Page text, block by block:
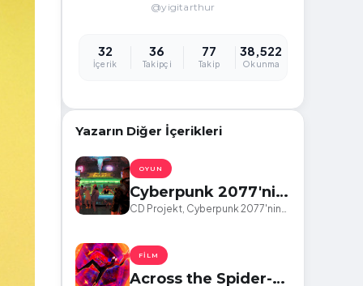
@yigitarthur
32
İçerik
36
Takipçi
77
Takip
38,522
Okunma
Yazarın Diğer İçerikleri
OYUN
Cyberpunk 2077'nin
birçok hatasını
yaması yayınlandı.
CD Projekt, Cyberpunk 2077'nin
FILM
Across the Spider-